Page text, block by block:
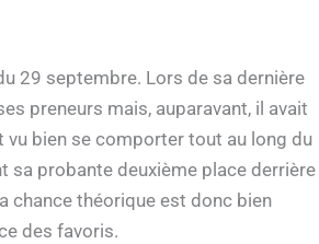
29 septembre. Lors de sa dernière
preneurs mais, auparavant, il avait
vu bien se comporter tout au long du
sa probante deuxième place derrière
chance théorique est donc bien
des favoris.